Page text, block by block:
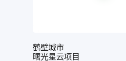
鹤壁城市
曙光星云项目